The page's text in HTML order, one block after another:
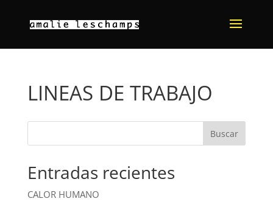
LINEAS DE TRABAJO
Buscar
Entradas recientes
CALOR HUMANO